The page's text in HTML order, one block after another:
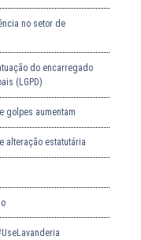
no setor de
do encarregado
(LGPD)
golpes aumentam
alteração estatutária